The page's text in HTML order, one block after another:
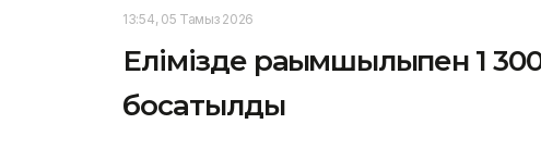
13:54, 05 Тамыз 2026
Елімізде рақымшылықпен 1
босатылды